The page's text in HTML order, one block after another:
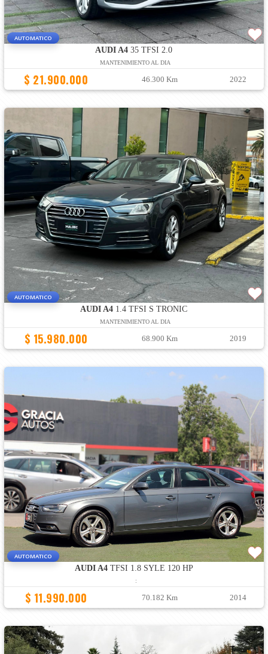
AUTOMATICO
AUDI A4 35 TFSI 2.0
MANTENIMIENTO AL DIA
$ 21.900.000 46.300 Km 2022
AUTOMATICO
AUDI A4 1.4 TFSI S TRONIC
MANTENIMIENTO AL DIA
$ 15.980.000 68.900 Km 2019
AUTOMATICO
AUDI A4TFSI 1.8 SYLE 120 HP
:
$ 11.990.000 70.182 Km 2014